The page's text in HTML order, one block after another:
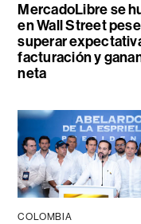
MercadoLibre se
en Wall Street
superar
facturación y
neta
COLOMBIA